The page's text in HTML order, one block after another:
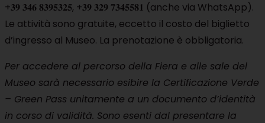
+𝟑𝟗 𝟑𝟒𝟔 𝟖𝟑𝟗𝟓𝟑𝟐𝟓, +𝟑𝟗 𝟑𝟐𝟗 𝟕𝟑𝟒𝟓𝟓𝟖𝟏 (anche via WhatsApp).
Le attività sono gratuite, eccetto il costo del biglietto
d’ingresso al Museo. La prenotazione è obbligatoria.
Per accedere al percorso della Fiera e alle sale del
Museo sarà necessario esibire la Certificazione Verde
– Green Pass unitamente a un documento d’identità
in corso di validità. Sono esenti dal presentare la